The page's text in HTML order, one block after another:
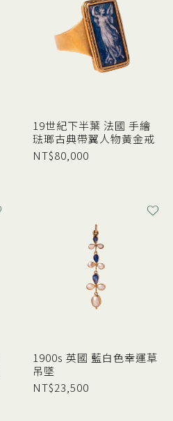
19世紀下半葉 法國 手繪
琺瑯古典帶翼人物黃金戒
NT$80,000
1900s 英國 藍白色幸運草
吊墜
NT$23,500